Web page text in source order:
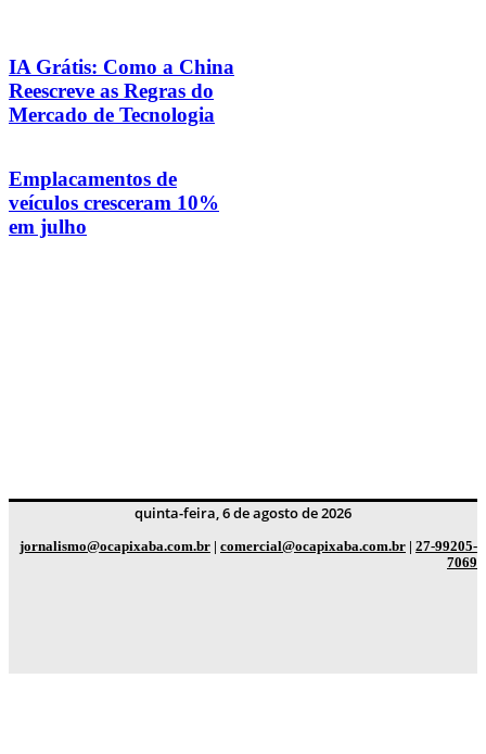
IA Grátis: Como a China
Reescreve as Regras do
Mercado de Tecnologia
Emplacamentos de
veículos cresceram 10%
em julho
quinta-feira, 6 de agosto de 2026
jornalismo@ocapixaba.com.br | comercial@ocapixaba.com.br | 27-99205-
7069